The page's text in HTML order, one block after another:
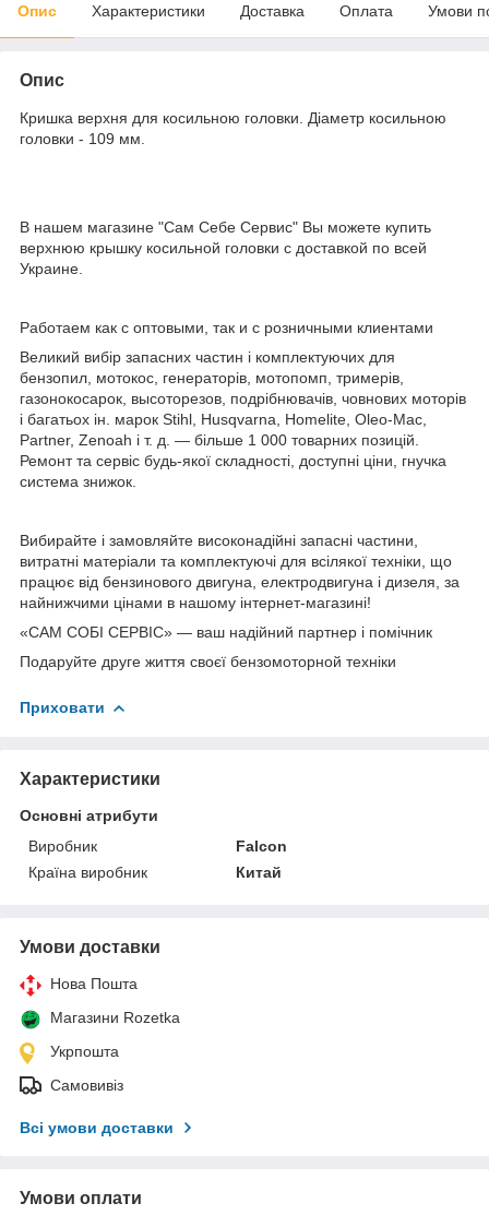
Опис Характеристики Доставка Оплата Умови
Опис
Кришка верхня для косильною головки. Діаметр косильною
головки - 109 мм.
В нашем магазине "Сам Себе Сервис" Вы можете купить
верхнюю крышку косильной головки с доставкой по всей
Украине.
Работаем как с оптовыми, так и с розничными клиентами
Великий вибір запасних частин і комплектуючих для
бензопил, мотокос, генераторів, мотопомп, тримерів,
газонокосарок, высоторезов, подрібнювачів, човнових моторів
і багатьох ін. марок Stihl, Husqvarna, Homelite, Oleo-Mac,
Partner, Zenoah і т. д. — більше 1 000 товарних позицій.
Ремонт та сервіс будь-якої складності, доступні ціни, гнучка
система знижок.
Вибирайте і замовляйте високонадійні запасні частини,
витратні матеріали та комплектуючі для всілякої техніки, що
працює від бензинового двигуна, електродвигуна і дизеля, за
найнижчими цінами в нашому інтернет-магазині!
«САМ СОБІ СЕРВІС» — ваш надійний партнер і помічник
Подаруйте друге життя своєї бензомоторной техніки
Приховати
Характеристики
Основні атрибути
Виробник
Falcon
Країна виробник
Китай
Умови доставки
Нова Пошта
Магазини Rozetka
Укрпошта
Самовивіз
Всі умови доставки
Умови оплати